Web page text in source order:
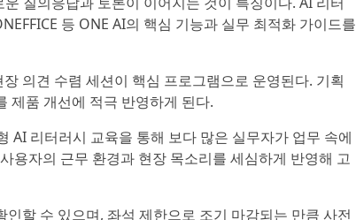
등 ONE AI의 핵심 기능과 실무 최적화 가이드를
의견 수렴 세션이 핵심 프로그램으로 운영된다. 기획
제품 개선에 적극 반영하게 된다.
AI 리터러시 교육을 통해 보다 많은 실무자가 업무 속에
용자의 근무 환경과 현장 목소리를 세심하게 반영해 고
할 수 있으며, 좌석 제한으로 조기 마감되는 만큼 사전